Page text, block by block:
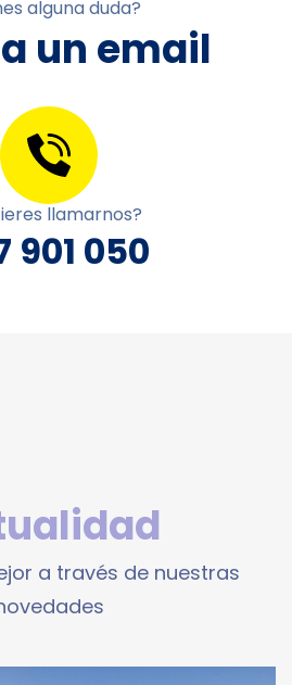
alguna duda?
un email
llamarnos?
901 050
a través de nuestras